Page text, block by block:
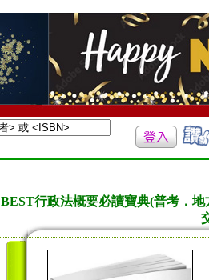
BEST行政法概要必讀寶典(普考．